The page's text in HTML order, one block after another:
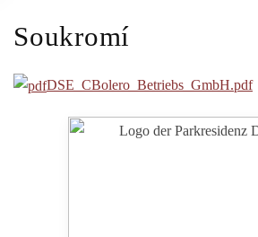
Soukromí
DSE_CBolero_Betriebs_GmbH.pdf